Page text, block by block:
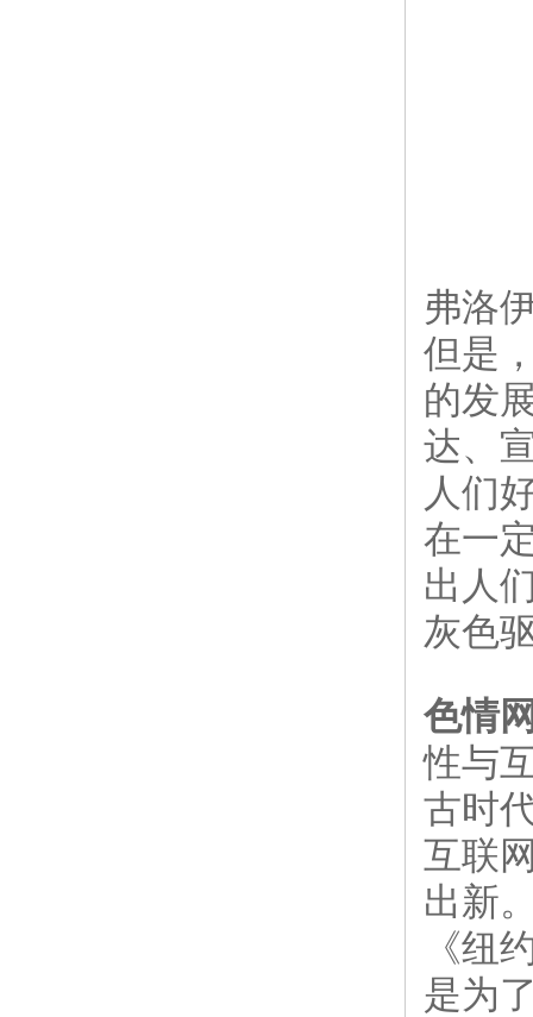
弗洛
但是
的发
达、
人们
在一
出人
灰色
色情
性与
古时
互联
出新
《纽
是为